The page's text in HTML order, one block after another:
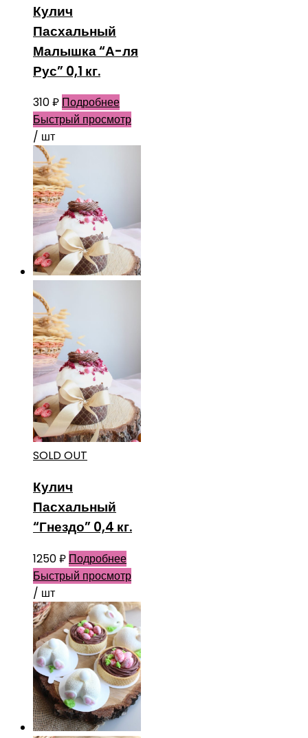
Кулич
Пасхальный
Малышка “А-ля
Рус” 0,1 кг.
310₽ Подробнее
Быстрый просмотр
/ шт
SOLD OUT
Кулич
Пасхальный
“Гнездо” 0,4 кг.
1250₽ Подробнее
Быстрый просмотр
/ шт